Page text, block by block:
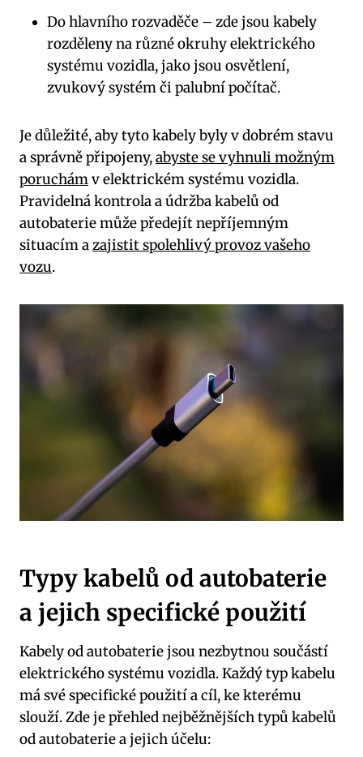
Do hlavního rozvaděče – zde jsou kabely
rozděleny na různé okruhy elektrického
systému vozidla, jako jsou osvětlení,
zvukový systém či palubní počítač.
Je důležité, aby tyto kabely byly v dobrém stavu
a správně připojeny,abyste se vyhnuli možným
poruchámv elektrickém systému vozidla.
Pravidelná kontrola a údržba kabelů od
autobaterie může předejít nepříjemným
situacím azajistit spolehlivý provoz vašeho
vozu.
Typy kabelů od autobaterie
a jejich specifické použití
Kabely od autobaterie jsou nezbytnou součástí
elektrického systému vozidla. Každý typ kabelu
má své specifické použití a cíl, ke kterému
slouží. Zde je přehled nejběžnějších typů kabelů
od autobaterie a jejich účelu: